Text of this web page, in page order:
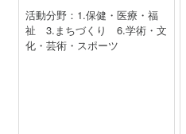
活動分野：1.保健・医療・福
祉 3.まちづくり 6.学術・文
化・芸術・スポーツ